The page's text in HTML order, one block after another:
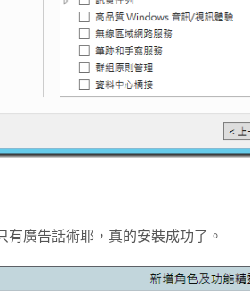
有廣告話術耶，真的安裝成功了。